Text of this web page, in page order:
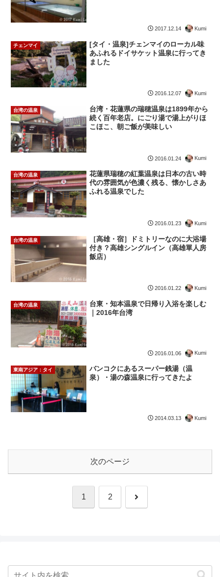
2017.12.14 Kumi
チェンマイ
[タイ・温泉]チェンマイのローカル味
あふれるドイサケット温泉に行ってき
ました
2016.12.07 Kumi
台湾の温泉
台湾・花蓮県の瑞穂温泉は1899年から
続く百年老店。にごり湯で湯上がりほ
こほこ、朝ご飯が美味しい
2016.01.24 Kumi
台湾の温泉
花蓮県瑞穂の紅葉温泉は日本の古い時
代の雰囲気が色濃く残る、懐かしさあ
ふれる温泉でした
2016.01.23 Kumi
台湾の温泉
［高雄・宿］ドミトリーなのに大浴場
付き？高雄シングルイン（高雄單人房
飯店）
2016.01.22 Kumi
台湾の温泉
台東・知本温泉で日帰り入浴を楽しむ
｜2016年台湾
2016.01.06 Kumi
東南アジア：タイ
バンコクにあるスーパー銭湯（温
泉）・湯の森温泉に行ってきたよ
2014.03.13 Kumi
次のページ
1 2 次